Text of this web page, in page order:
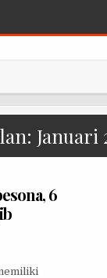
Januari
6